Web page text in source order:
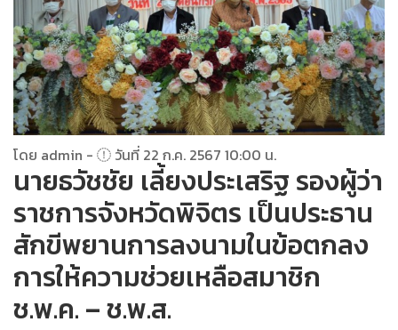
โดย admin - วันที่ 22 ก.ค. 2567 10:00 น.
นายธวัชชัย เลี้ยงประเสริฐ รองผู้ว่า
ราชการจังหวัดพิจิตร เป็นประธาน
สักขีพยานการลงนามในข้อตกลง
การให้ความช่วยเหลือสมาชิก
ช.พ.ค. – ช.พ.ส.